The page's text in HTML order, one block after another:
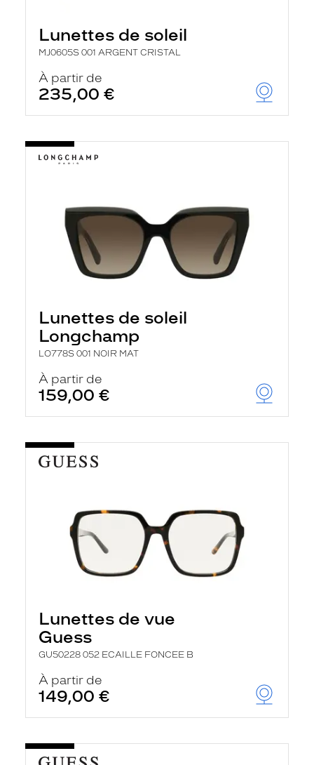
Lunettes de soleil
MJ0605S 001 ARGENT CRISTAL
À partir de
235,00 €
Lunettes de soleil
Longchamp
LO778S 001 NOIR MAT
À partir de
159,00 €
Lunettes de vue
Guess
GU50228 052 ECAILLE FONCEE B
À partir de
149,00 €